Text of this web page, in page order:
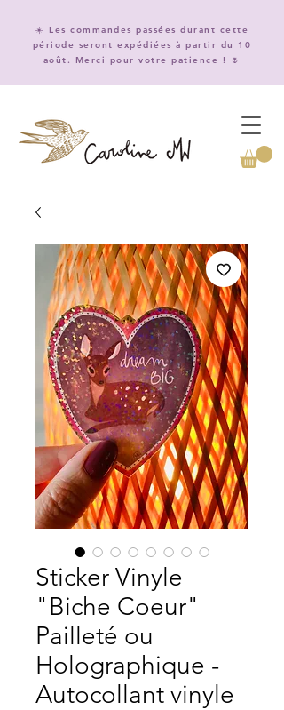
☀️ Les commandes passées durant cette
période seront expédiées à partir du 10
août. Merci pour votre patience ! 🌷
Sticker Vinyle
"Biche Coeur"
Pailleté ou
Holographique -
Autocollant vinyle